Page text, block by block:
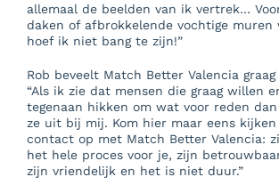
allemaal de beelden van ik vertrek…
daken of afbrokkelende vochtige muren
hoef ik niet bang te zijn!”
Rob beveelt Match Better Valencia graag
“Als ik zie dat mensen die graag willen
tegenaan hikken om wat voor reden
ze uit bij mij. Kom hier maar eens kijken
contact op met Match Better Valencia:
het hele proces voor je, zijn
zijn vriendelijk en het is niet duur.”